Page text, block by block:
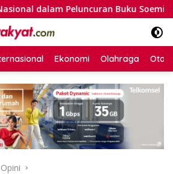
Peluncuran Buku Soemitro dan
Ekonomi Olahraga
Opini